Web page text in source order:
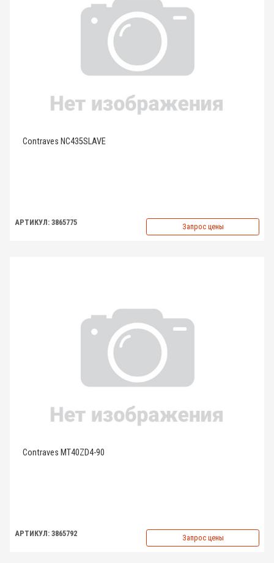
Contraves NC435SLAVE
АРТИКУЛ: 3865775 Запрос цены
Contraves MT40ZD4-90
АРТИКУЛ: 3865792 Запрос цены